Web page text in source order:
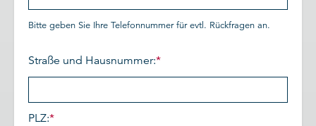
Bitte geben Sie Ihre Telefonnummer für evtl. Rückfragen an.
Straße und Hausnummer:*
PLZ:*